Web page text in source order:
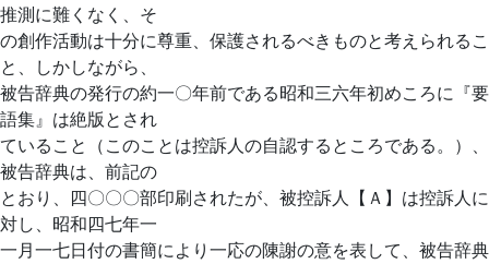
推測に難くなく、そ
の創作活動は十分に尊重、保護されるべきものと考えられるこ
と、しかしながら、
被告辞典の発行の約一〇年前である昭和三六年初めころに『要
語集』は絶版とされ
ていること（このことは控訴人の自認するところである。）、
被告辞典は、前記の
とおり、四〇〇〇部印刷されたが、被控訴人【Ａ】は控訴人に
対し、昭和四七年一
一月一七日付の書簡により一応の陳謝の意を表して、被告辞典